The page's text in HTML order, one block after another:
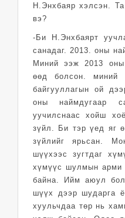
Н.Энхбаяр хэлсэн.
вэ?
-Би Н.Энхбаярт
санадаг. 2013. оны
Миний ээж 2013
өөд болсон. миний
байгууллагын ой
оны наймдугаар
уучилснаас хойш
зүйл. Би тэр үед яг
зүйлийг ярьсан.
шүүхээс зугтдаг
хүмүүс шулмын арми
байна. Ийм аюул
шүүх дээр шударга
хуульчдаа төр нь